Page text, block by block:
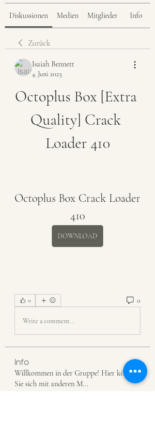
Diskussionen Medien Mitglieder Info
Zurück
Isaiah Bennett
4. Juni 2023
Octoplus Box [Extra
Quality] Crack
Loader 410
Octoplus Box Crack Loader
410
DOWNLOAD
0 0
Write a comment...
Info
Willkommen in der Gruppe! Hier können
Sie sich mit anderen M...